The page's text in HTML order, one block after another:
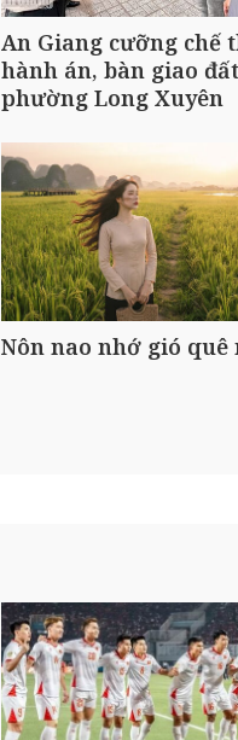
An Giang cưỡng chế
hành án, bàn giao
phường Long Xuyên
Nôn nao nhớ gió quê